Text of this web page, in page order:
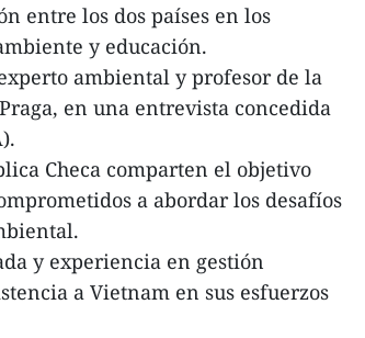
entre los dos países en los
y educación.
ambiental y profesor de la
en una entrevista concedida
Checa comparten el objetivo
a abordar los desafíos
y experiencia en gestión
a Vietnam en sus esfuerzos